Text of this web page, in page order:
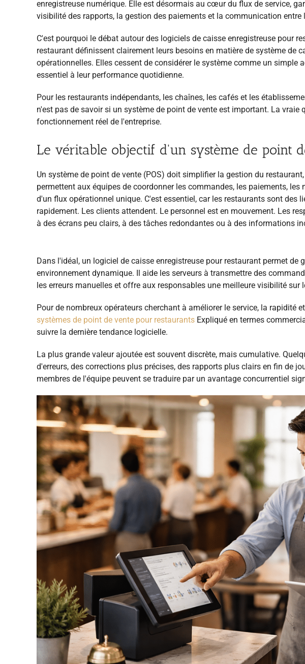
enregistreuse numérique. Elle est désormais au cœur du flux de service,
visibilité des rapports, la gestion des paiements et la communication entre
C'est pourquoi le débat autour des logiciels de caisse enregistreuse pour
restaurant définissent clairement leurs besoins en matière de système de
opérationnelles. Elles cessent de considérer le système comme un simple
essentiel à leur performance quotidienne.
Pour les restaurants indépendants, les chaînes, les cafés et les
n'est pas de savoir si un système de point de vente est important. La
fonctionnement réel de l'entreprise.
Le véritable objectif d'un système de point
Un système de point de vente (POS) doit simplifier la gestion du
permettent aux équipes de coordonner les commandes, les paiements,
d'un flux opérationnel unique. C'est essentiel, car les restaurants sont des
rapidement. Les clients attendent. Le personnel est en mouvement. Les
à des écrans peu clairs, à des tâches redondantes ou à des informations
Dans l'idéal, un logiciel de caisse enregistreuse pour restaurant permet de
environnement dynamique. Il aide les serveurs à transmettre des
les erreurs manuelles et offre aux responsables une meilleure visibilité sur
Pour de nombreux opérateurs cherchant à améliorer le service, la rapidité
systèmes de point de vente pour restaurants Expliqué en termes
suivre la dernière tendance logicielle.
La plus grande valeur ajoutée est souvent discrète, mais cumulative.
d'erreurs, des corrections plus précises, des rapports plus clairs en fin de
membres de l'équipe peuvent se traduire par un avantage concurrentiel